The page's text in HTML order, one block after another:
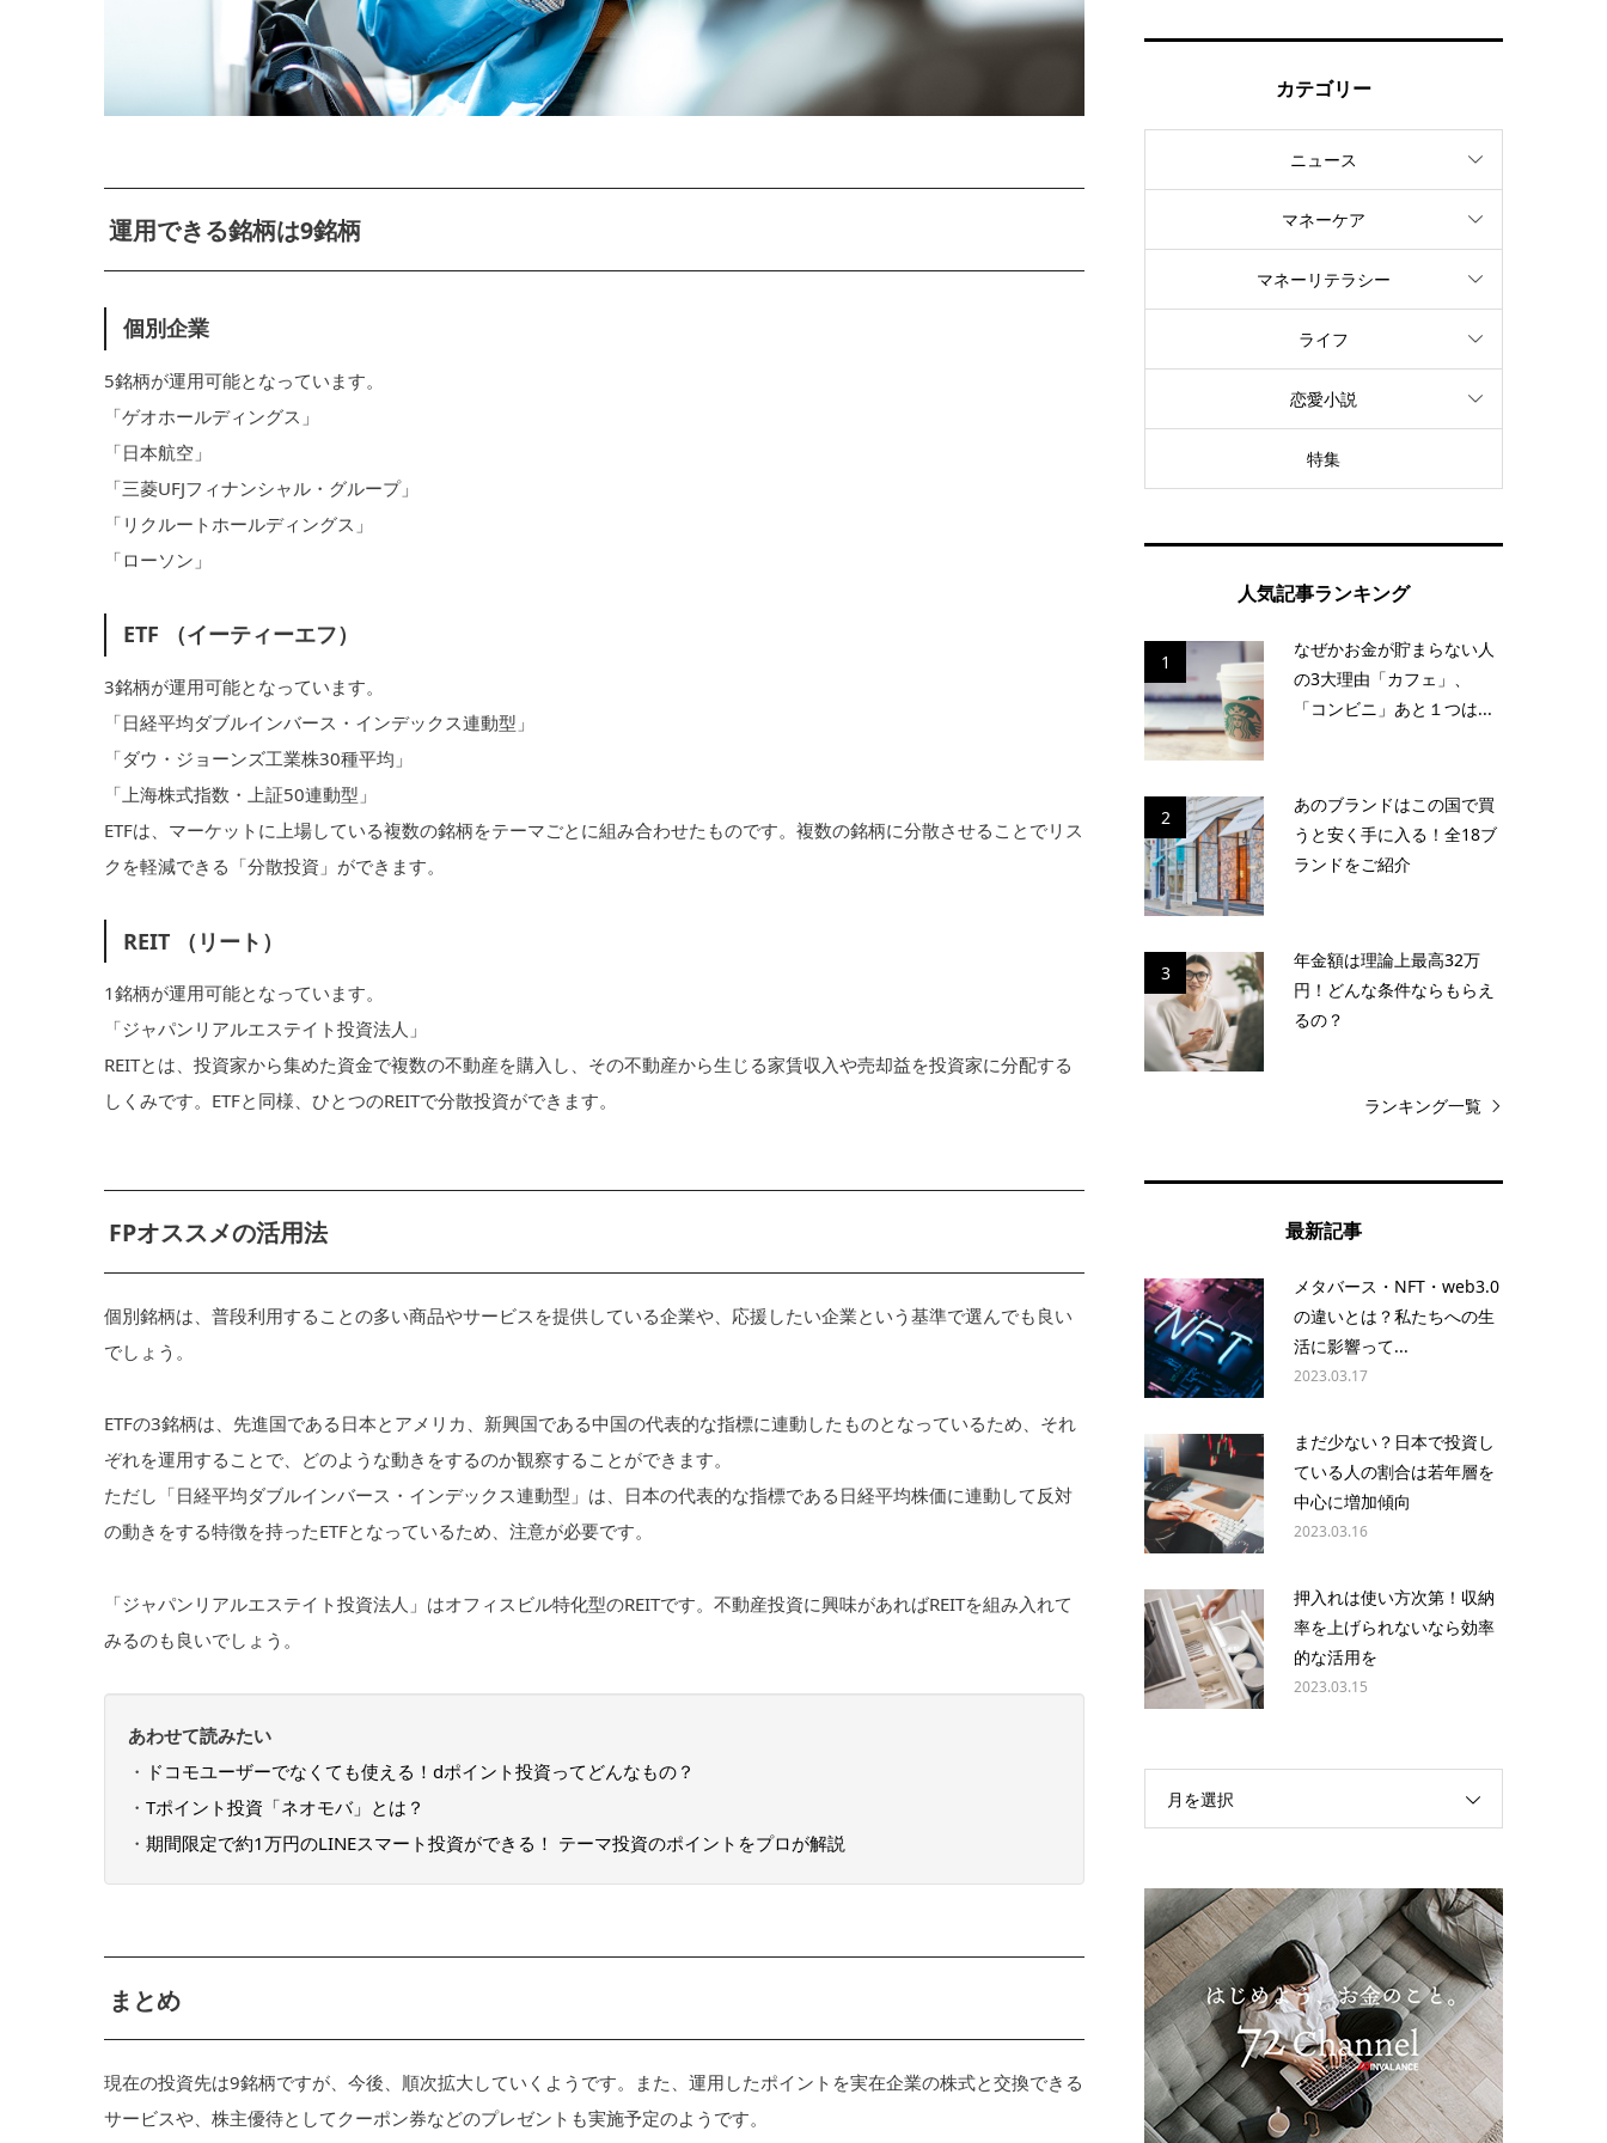
運用できる銘柄は9銘柄
個別企業
5銘柄が運用可能となっています。
「ゲオホールディングス」
「日本航空」
「三菱UFJフィナンシャル・グループ」
「リクルートホールディングス」
「ローソン」
ETF （イーティーエフ）
3銘柄が運用可能となっています。
「日経平均ダブルインバース・インデックス連動型」
「ダウ・ジョーンズ工業株30種平均」
「上海株式指数・上証50連動型」
ETFは、マーケットに上場している複数の銘柄をテーマごとに組み合わせたものです。複数の銘柄に分散させることでリス
クを軽減できる「分散投資」ができます。
REIT （リート）
1銘柄が運用可能となっています。
「ジャパンリアルエステイト投資法人」
REITとは、投資家から集めた資金で複数の不動産を購入し、その不動産から生じる家賃収入や売却益を投資家に分配する
しくみです。ETFと同様、ひとつのREITで分散投資ができます。
FPオススメの活用法
個別銘柄は、普段利用することの多い商品やサービスを提供している企業や、応援したい企業という基準で選んでも良い
でしょう。
ETFの3銘柄は、先進国である日本とアメリカ、新興国である中国の代表的な指標に連動したものとなっているため、それ
ぞれを運用することで、どのような動きをするのか観察することができます。
ただし「日経平均ダブルインバース・インデックス連動型」は、日本の代表的な指標である日経平均株価に連動して反対
の動きをする特徴を持ったETFとなっているため、注意が必要です。
「ジャパンリアルエステイト投資法人」はオフィスビル特化型のREITです。不動産投資に興味があればREITを組み入れて
みるのも良いでしょう。
あわせて読みたい
・ ドコモユーザーでなくても使える！dポイント投資ってどんなもの？
・ Tポイント投資「ネオモバ」とは？
・ 期間限定で約1万円のLINEスマート投資ができる！ テーマ投資のポイントをプロが解説
まとめ
現在の投資先は9銘柄ですが、今後、順次拡大していくようです。また、運用したポイントを実在企業の株式と交換できる
サービスや、株主優待としてクーポン券などのプレゼントも実施予定のようです。
カテゴリー
ニュース
マネーケア
マネーリテラシー
ライフ
恋愛小説
特集
人気記事ランキング
1
なぜかお金が貯まらない人
の3大理由「カフェ」、
「コンビニ」あと１つは...
2
あのブランドはこの国で買
うと安く手に入る！全18ブ
ランドをご紹介
3
年金額は理論上最高32万
円！どんな条件ならもらえ
るの？
ランキング一覧
最新記事
メタバース・NFT・web3.0
の違いとは？私たちへの生
活に影響って...
2023.03.17
まだ少ない？日本で投資し
ている人の割合は若年層を
中心に増加傾向
2023.03.16
押入れは使い方次第！収納
率を上げられないなら効率
的な活用を
2023.03.15
月を選択